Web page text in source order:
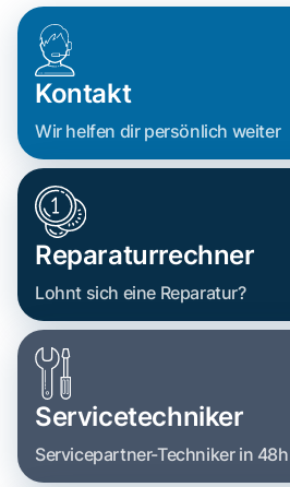
Kontakt
Wir helfen dir persönlich weiter
Reparaturrechner
Lohnt sich eine Reparatur?
Servicetechniker
Servicepartner-Techniker in